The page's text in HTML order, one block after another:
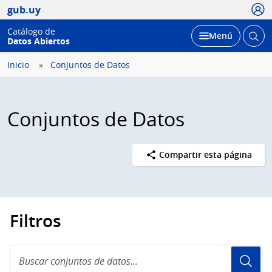
gub.uy
Catálogo de
Datos Abiertos
Desplegar
Menú Abrir
Inicio Conjuntos de Datos
Conjuntos de Datos
Compartir esta página
Filtros
conjuntos